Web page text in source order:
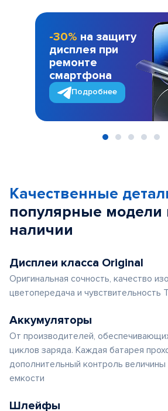
-30% на защиту
дисплея при
ремонте
смартфона
Подробнее
Качественные
популярные модели
наличии
Дисплеи класса Original
Оригинальная сочность, качество
цветопередача и чувствительность
Аккумуляторы
От производителей,
циклов заряда. Каждая батарея
дополнительный контроль величины
емкости
Шлейфы